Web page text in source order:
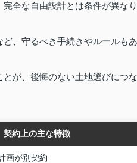
全な自由設計とは条件が異なり
、守るべき手続きやルールもあ
が、後悔のない土地選びにつな
契約上の主な特徴
画が別契約